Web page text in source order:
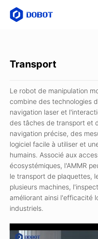
Transport
Le robot de manipulation
combine des technologies
navigation laser et
des tâches de transport et
navigation précise, des
logiciel facile à utiliser et
humains. Associé aux
écosystémiques, l'AMMR
le transport de plaquettes,
plusieurs machines,
améliorant ainsi l'efficacité
industriels.